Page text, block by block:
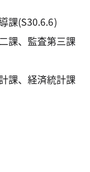
課(S30.6.6)
課、監査第三課
課、経済統計課